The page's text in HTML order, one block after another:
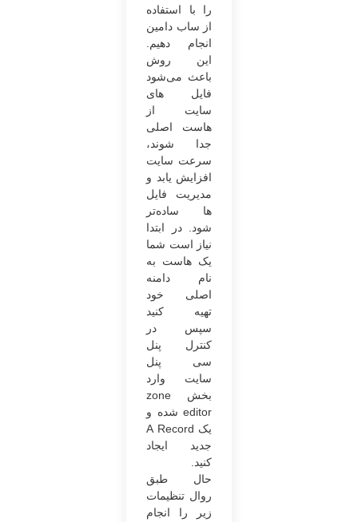
را با استفاده
از ساب دامین
انجام دهیم.
این روش
باعث می‌شود
فایل های
سایت از
هاست اصلی
جدا شوند،
سرعت سایت
افزایش یابد و
مدیریت فایل
ها ساده‌تر
شود. در ابتدا
نیاز است شما
یک هاست به
نام دامنه
اصلی خود
تهیه کنید
سپس در
کنترل پنل
سی پنل
سایت وارد
بخش zone
editor شده و
یک A Record
جدید ایجاد
کنید.
حال طبق
روال تنظیمات
زیر را انجام